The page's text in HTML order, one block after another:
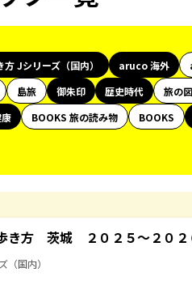
Jシリーズ（国内） aruco 海外
島旅 御朱印 歴史時代 旅の
BOOKS 旅の読み物 BOOKS
き方 茨城 ２０２５～２０２
（国内）